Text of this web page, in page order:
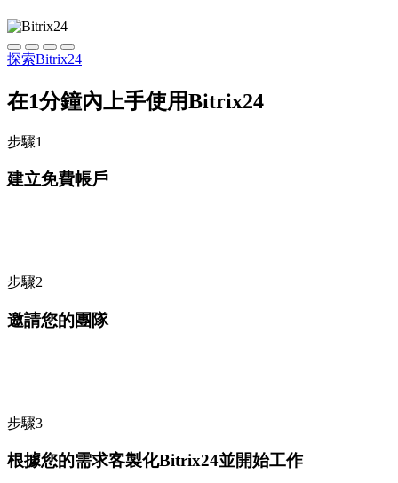
探索Bitrix24
在1分鐘內上手使用Bitrix24
步驟1
建立免費帳戶
步驟2
邀請您的團隊
步驟3
根據您的需求客製化Bitrix24並開始工作